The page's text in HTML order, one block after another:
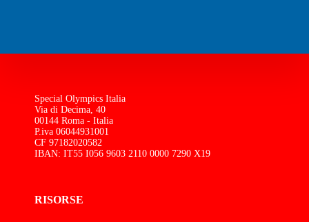
Special Olympics Italia
Via di Decima, 40
00144 Roma - Italia
P.iva 06044931001
CF 97182020582
IBAN: IT55 I056 9603 2110 0000 7290 X19
RISORSE